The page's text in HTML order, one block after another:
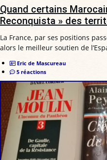
Quand certains
Reconquista » des
La France, par ses positions
alors le meilleur soutien de
Eric de Mascureau
5 réactions